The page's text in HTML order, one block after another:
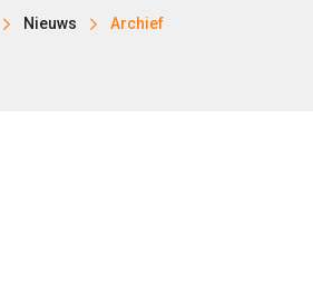
Nieuws Archief